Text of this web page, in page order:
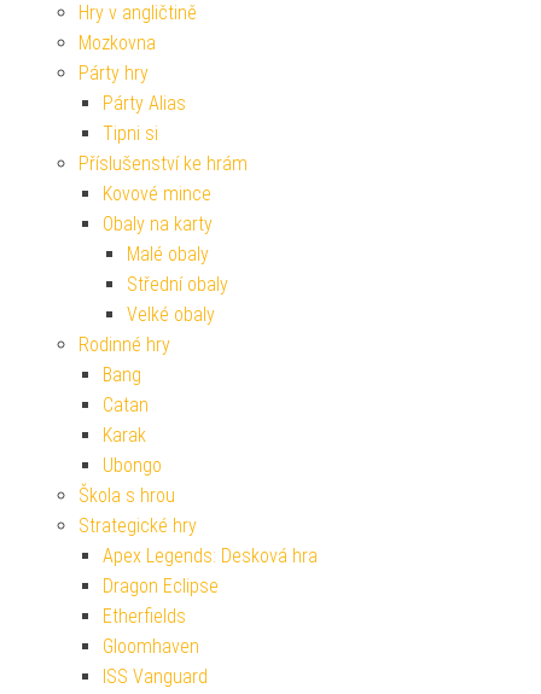
Hry v angličtině
Mozkovna
Párty hry
Párty Alias
Tipni si
Příslušenství ke hrám
Kovové mince
Obaly na karty
Malé obaly
Střední obaly
Velké obaly
Rodinné hry
Bang
Catan
Karak
Ubongo
Škola s hrou
Strategické hry
Apex Legends: Desková hra
Dragon Eclipse
Etherfields
Gloomhaven
ISS Vanguard